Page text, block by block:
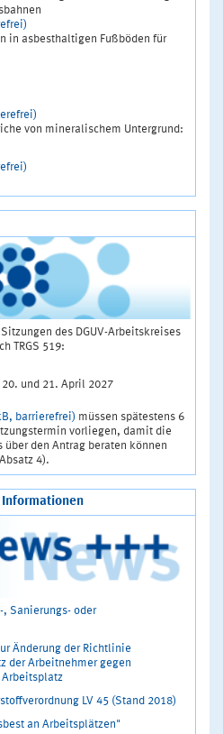
in asbesthaltigen Fußböden für
von mineralischem Untergrund:
des DGUV-Arbeitskreises
TRGS 519:
und 21. April 2027
barrierefrei) müssen spätestens 6
vorliegen, damit die
den Antrag beraten können
4).
Informationen
, Sanierungs- oder
Änderung der Richtlinie
der Arbeitnehmer gegen
Arbeitsplatz
LV 45 (Stand 2018)
an Arbeitsplätzen"